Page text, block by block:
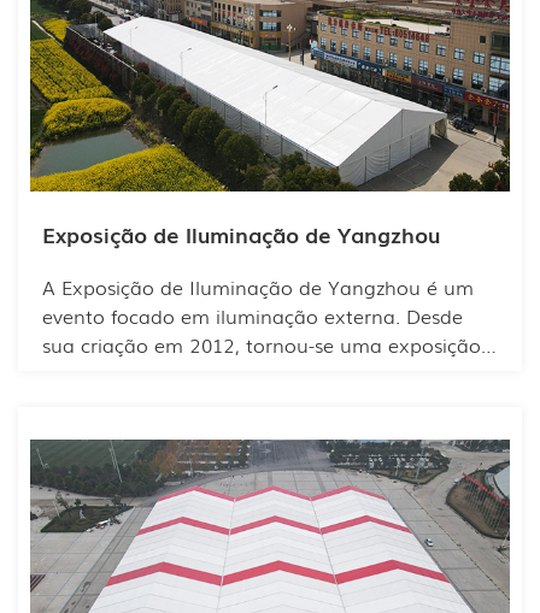
Exposição de Iluminação de Yangzhou
A Exposição de Iluminação de Yangzhou é um
evento focado em iluminação externa. Desde
sua criação em 2012, tornou-se uma exposição
continuamente o desenvolvimento e o
intercâmbio da indústria de iluminação externa.